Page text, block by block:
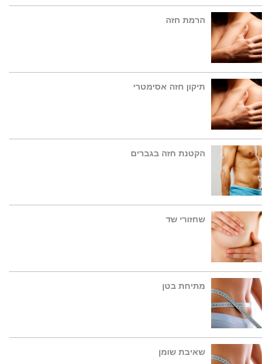
הרמת חזה
תיקון חזה אסימטרי
הקטנת חזה בגברים
שחזורי שד
מתיחת בטן
שאיבת שומן